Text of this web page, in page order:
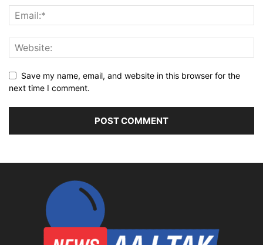
Save my name, email, and website in this browser for the
next time I comment.